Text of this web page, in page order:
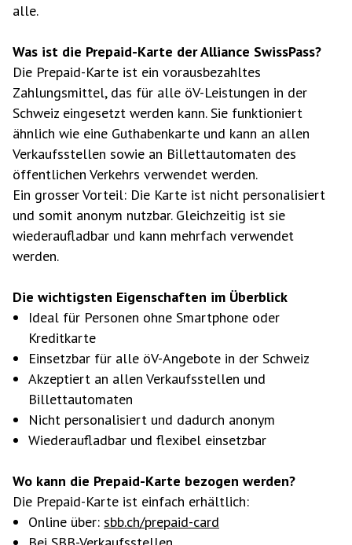
alle.
Was ist die Prepaid-Karte der Alliance SwissPass?
Die Prepaid-Karte ist ein vorausbezahltes
Zahlungsmittel, das für alle öV-Leistungen in der
Schweiz eingesetzt werden kann. Sie funktioniert
ähnlich wie eine Guthabenkarte und kann an allen
Verkaufsstellen sowie an Billettautomaten des
öffentlichen Verkehrs verwendet werden.
Ein grosser Vorteil: Die Karte ist nicht personalisiert
und somit anonym nutzbar. Gleichzeitig ist sie
wiederaufladbar und kann mehrfach verwendet
werden.
Die wichtigsten Eigenschaften im Überblick
Ideal für Personen ohne Smartphone oder
Kreditkarte
Einsetzbar für alle öV-Angebote in der Schweiz
Akzeptiert an allen Verkaufsstellen und
Billettautomaten
Nicht personalisiert und dadurch anonym
Wiederaufladbar und flexibel einsetzbar
Wo kann die Prepaid-Karte bezogen werden?
Die Prepaid-Karte ist einfach erhältlich:
Online über: sbb.ch/prepaid-card